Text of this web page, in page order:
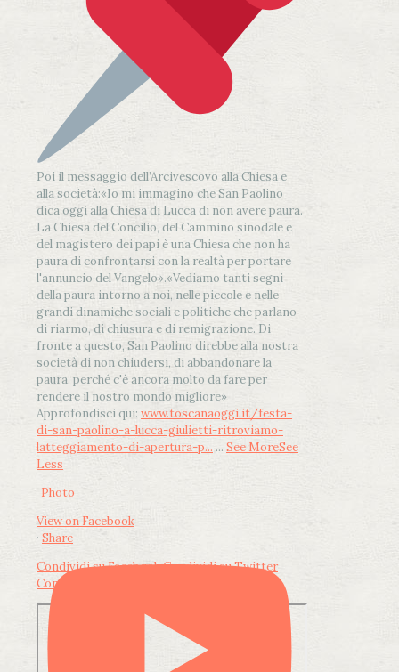
Poi il messaggio dell’Arcivescovo alla Chiesa e
alla società:«Io mi immagino che San Paolino
dica oggi alla Chiesa di Lucca di non avere paura.
La Chiesa del Concilio, del Cammino sinodale e
del magistero dei papi è una Chiesa che non ha
paura di confrontarsi con la realtà per portare
l'annuncio del Vangelo».«Vediamo tanti segni
della paura intorno a noi, nelle piccole e nelle
grandi dinamiche sociali e politiche che parlano
di riarmo, di chiusura e di remigrazione. Di
fronte a questo, San Paolino direbbe alla nostra
società di non chiudersi, di abbandonare la
paura, perché c'è ancora molto da fare per
rendere il nostro mondo migliore»
Approfondisci qui: www.toscanaoggi.it/festa-
di-san-paolino-a-lucca-giulietti-ritroviamo-
latteggiamento-di-apertura-p... ... See MoreSee
Less
Photo
View on Facebook
· Share
Condividi su FacebookCondividi su Twitter
Condividi su LinkedIn